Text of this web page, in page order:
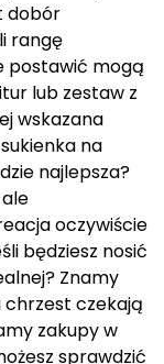
dobór
rangę
postawić mogą
lub zestaw z
wskazana
na
najlepsza?
oczywiście
będziesz nosić
Znamy
chrzest czekają
zakupy w
sprawdzić